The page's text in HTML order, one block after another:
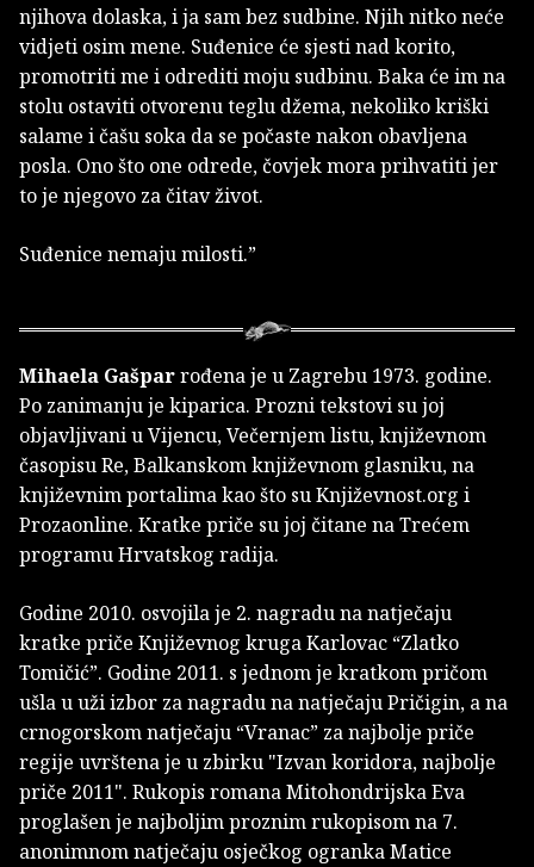
njihova dolaska, i ja sam bez sudbine. Njih nitko neće
vidjeti osim mene. Suđenice će sjesti nad korito,
promotriti me i odrediti moju sudbinu. Baka će im na
stolu ostaviti otvorenu teglu džema, nekoliko kriški
salame i čašu soka da se počaste nakon obavljena
posla. Ono što one odrede, čovjek mora prihvatiti jer
to je njegovo za čitav život.
Suđenice nemaju milosti.”
Mihaela Gašparrođena je u Zagrebu 1973. godine.
Po zanimanju je kiparica. Prozni tekstovi su joj
objavljivani u Vijencu, Večernjem listu, književnom
časopisu Re, Balkanskom književnom glasniku, na
književnim portalima kao što su Književnost.org i
Prozaonline. Kratke priče su joj čitane na Trećem
programu Hrvatskog radija.
Godine 2010. osvojila je 2. nagradu na natječaju
kratke priče Književnog kruga Karlovac “Zlatko
Tomičić”. Godine 2011. s jednom je kratkom pričom
ušla u uži izbor za nagradu na natječaju Pričigin, a na
crnogorskom natječaju “Vranac” za najbolje priče
regije uvrštena je u zbirku "Izvan koridora, najbolje
priče 2011". Rukopis romana Mitohondrijska Eva
proglašen je najboljim proznim rukopisom na 7.
anonimnom natječaju osječkog ogranka Matice